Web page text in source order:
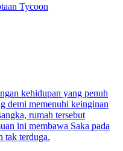
Tycoon
kehidupan yang penuh
demi memenuhi keinginan
rumah tersebut
ini membawa Saka pada
tak terduga.